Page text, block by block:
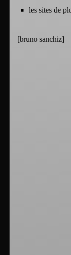
les sites de
[bruno sanchiz]